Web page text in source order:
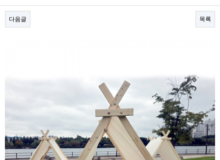
다음글 목록